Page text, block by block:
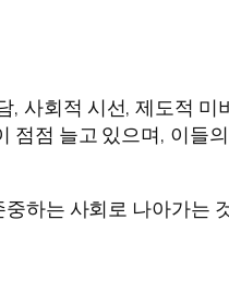
, 사회적 시선, 제도적 미
점점 늘고 있으며, 이들
하는 사회로 나아가는